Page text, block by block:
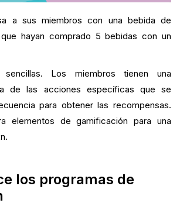
a sus miembros con una bebida de
hayan comprado 5 bebidas con un
Los miembros tienen una
de las acciones específicas que se
para obtener las recompensas.
elementos de gamificación para una
los programas de